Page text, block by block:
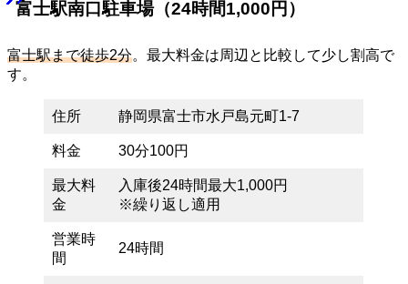
富士駅南口駐車場（24時間1,000円）
富士駅まで徒歩2分。最大料金は周辺と比較して少し割高で
す。
住所 静岡県富士市水戸島元町1-7
料金 30分100円
最大料
金
入庫後24時間最大1,000円
※繰り返し適用
営業時
間
24時間